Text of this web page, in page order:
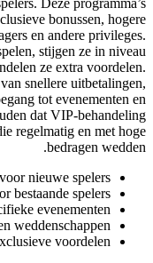
Deze programma’s
bonussen, hogere
en andere privileges.
stijgen ze in niveau
ze extra voordelen.
snellere uitbetalingen,
tot evenementen en
dat VIP-behandeling
regelmatig en met hoge
bedragen wedden.
nieuwe spelers
bestaande spelers
evenementen
weddenschappen
voordelen